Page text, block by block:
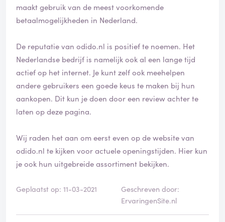
maakt gebruik van de meest voorkomende
betaalmogelijkheden in Nederland.
De reputatie van odido.nl is positief te noemen. Het
Nederlandse bedrijf is namelijk ook al een lange tijd
actief op het internet. Je kunt zelf ook meehelpen
andere gebruikers een goede keus te maken bij hun
aankopen. Dit kun je doen door een review achter te
laten op deze pagina.
Wij raden het aan om eerst even op de website van
odido.nl te kijken voor actuele openingstijden. Hier kun
je ook hun uitgebreide assortiment bekijken.
Geplaatst op: 11-03-2021
Geschreven door:
ErvaringenSite.nl